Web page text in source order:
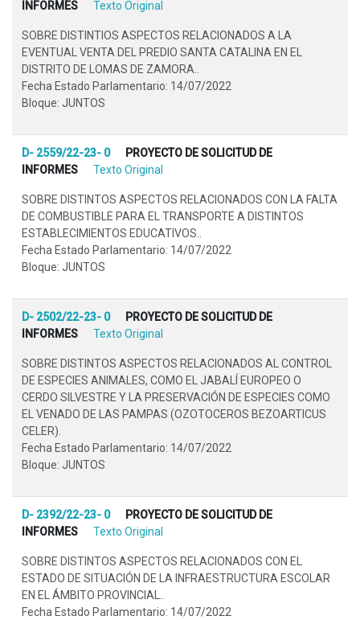
INFORMES
Texto Original
SOBRE DISTINTIOS ASPECTOS RELACIONADOS A LA
EVENTUAL VENTA DEL PREDIO SANTA CATALINA EN EL
DISTRITO DE LOMAS DE ZAMORA..
Fecha Estado Parlamentario: 14/07/2022
Bloque: JUNTOS
D- 2559/22-23- 0
PROYECTO DE SOLICITUD DE
INFORMES
Texto Original
SOBRE DISTINTOS ASPECTOS RELACIONADOS CON LA FALTA
DE COMBUSTIBLE PARA EL TRANSPORTE A DISTINTOS
ESTABLECIMIENTOS EDUCATIVOS..
Fecha Estado Parlamentario: 14/07/2022
Bloque: JUNTOS
D- 2502/22-23- 0
PROYECTO DE SOLICITUD DE
INFORMES
Texto Original
SOBRE DISTINTOS ASPECTOS RELACIONADOS AL CONTROL
DE ESPECIES ANIMALES, COMO EL JABALÍ EUROPEO O
CERDO SILVESTRE Y LA PRESERVACIÓN DE ESPECIES COMO
EL VENADO DE LAS PAMPAS (OZOTOCEROS BEZOARTICUS
CELER).
Fecha Estado Parlamentario: 14/07/2022
Bloque: JUNTOS
D- 2392/22-23- 0
PROYECTO DE SOLICITUD DE
INFORMES
Texto Original
SOBRE DISTINTOS ASPECTOS RELACIONADOS CON EL
ESTADO DE SITUACIÓN DE LA INFRAESTRUCTURA ESCOLAR
EN EL ÁMBITO PROVINCIAL..
Fecha Estado Parlamentario: 14/07/2022